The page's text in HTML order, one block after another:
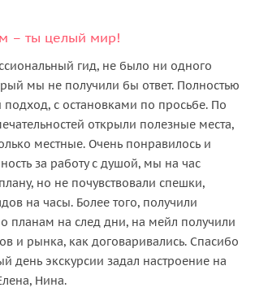
– ты целый мир!
гид, не было ни одного
мы не получили бы ответ. Полностью
с остановками по просьбе. По
открыли полезные места,
местные. Очень понравилось и
за работу с душой, мы на час
но не почувствовали спешки,
на часы. Более того, получили
планам на след дни, на мейл получили
и рынка, как договаривались. Спасибо
день экскурсии задал настроение на
Нина.